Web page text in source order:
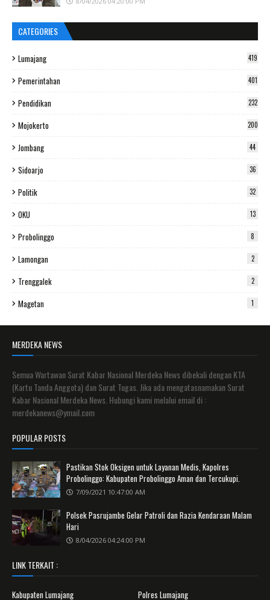
CATEGORIES
Lumajang 419
Pemerintahan 401
Pendidikan 232
Mojokerto 200
Jombang 44
Sidoarjo 36
Politik 32
OKU 13
Probolinggo 8
Lamongan 2
Trenggalek 2
Magetan 1
MERDEKA NEWS
Semua Wartawan Surat Kabar Nasional Merdeka News dibekali dengan KTA
(Kartu Tanda Anggota) dan Surat Tugas. Jika ada mengatasnamakan Surat
Kabar Nasional Merdeka News. Hubungi kami melalui email di :
merdekanews@ymail.com
POPULAR POSTS
Pastikan Stok Oksigen untuk Layanan Medis, Kapolres
Probolinggo: Kabupaten Probolinggo Aman dan Tercukupi.
7/09/2021 10:47:00 AM
Polsek Pasrujambe Gelar Patroli dan Razia Kendaraan Malam
Hari
8/04/2026 04:24:00 PM
LINK TERKAIT :
Kabupaten Lumajang Polres Lumajang